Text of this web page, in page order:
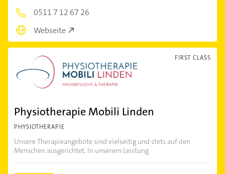
0511 7 12 67 26
Webseite
FIRST CLASS
Physiotherapie Mobili Linden
PHYSIOTHERAPIE
Unsere Therapieangebote sind vielseitig und stets auf den
Menschen ausgerichtet. In unserem Leistung